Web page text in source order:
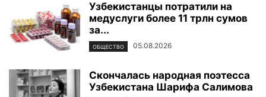
Узбекистанцы потратили на
медуслуги более 11 трлн сумов
за...
ОБЩЕСТВО 05.08.2026
Скончалась народная поэтесса
Узбекистана Шарифа Салимова